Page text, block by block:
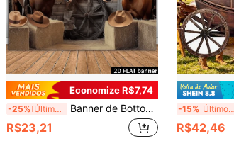
Economize R$7,74
-25% Últimos 3 dias Banner de Bottom Plano 2D Estilo Cowboy Ocidental, Tema Celeiro Vintage & Cavalo, Apresentando Cavalo Marrom com Sela, Pilha de Feno, Chapéu de Cowboy, Roda de Madeira Vintage, Elementos de Celeiro de Madeira com Luz Quente, Feito de Material de Poliéster, Sem Necessidade de Energia, Adequado para Eventos Temáticos Internos e Externos, Decoração de Parede Multifuncional, Bottom Fotográfico, Decoração Doméstica, Decoração de Escritório, Festa Temática ao Ar Livre, Fotografia de Estúdio, Presente de Feriado, Leve e Fácil de Pendurar, Estilo Country Americano Vintage
R$23,21
-15% Últimos 3 dias
R$42,46